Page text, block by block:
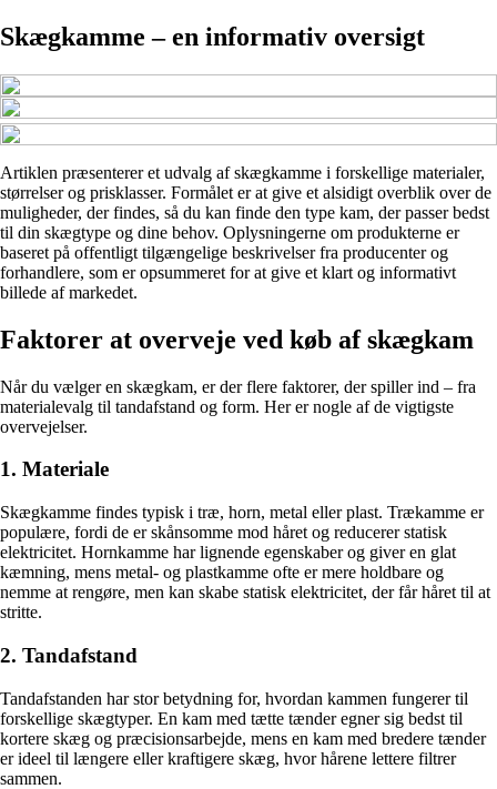
Skægkamme – en informativ oversigt
Artiklen præsenterer et udvalg af skægkamme i forskellige materialer,
størrelser og prisklasser. Formålet er at give et alsidigt overblik over de
muligheder, der findes, så du kan finde den type kam, der passer bedst
til din skægtype og dine behov. Oplysningerne om produkterne er
baseret på offentligt tilgængelige beskrivelser fra producenter og
forhandlere, som er opsummeret for at give et klart og informativt
billede af markedet.
Faktorer at overveje ved køb af skægkam
Når du vælger en skægkam, er der flere faktorer, der spiller ind – fra
materialevalg til tandafstand og form. Her er nogle af de vigtigste
overvejelser.
1. Materiale
Skægkamme findes typisk i træ, horn, metal eller plast. Trækamme er
populære, fordi de er skånsomme mod håret og reducerer statisk
elektricitet. Hornkamme har lignende egenskaber og giver en glat
kæmning, mens metal- og plastkamme ofte er mere holdbare og
nemme at rengøre, men kan skabe statisk elektricitet, der får håret til at
stritte.
2. Tandafstand
Tandafstanden har stor betydning for, hvordan kammen fungerer til
forskellige skægtyper. En kam med tætte tænder egner sig bedst til
kortere skæg og præcisionsarbejde, mens en kam med bredere tænder
er ideel til længere eller kraftigere skæg, hvor hårene lettere filtrer
sammen.